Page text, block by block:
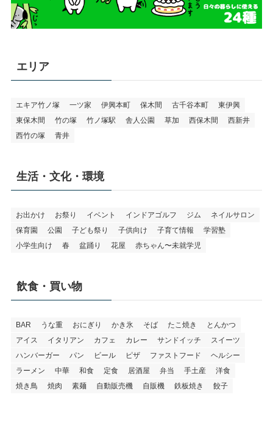
エリア
エキア竹ノ塚 一ツ家 伊興本町 保木間 古千谷本町
東伊興
東保木間
竹の塚 竹ノ塚駅 舎人公園 草加 西保木間
西新井
西竹の塚
青井
生活・文化・環境
お出かけ お祭り イベント インドアゴルフ ジム
ネイルサロン
保育園
公園 子ども祭り 子供向け 子育て情報
学習塾
小学生向け
春 盆踊り 花屋 赤ちゃん〜未就学児
飲食・買い物
BAR うな重 おにぎり かき氷 そば たこ焼き
とんかつ
アイス
イタリアン カフェ カレー サンドイッチ
スイーツ
ハンバーガー
パン ビール ピザ ファストフード
ヘルシー
ラーメン
中華 和食 定食 居酒屋 弁当 手土産
洋食
焼き鳥
焼肉 素麺 自動販売機 自販機 鉄板焼き 餃子